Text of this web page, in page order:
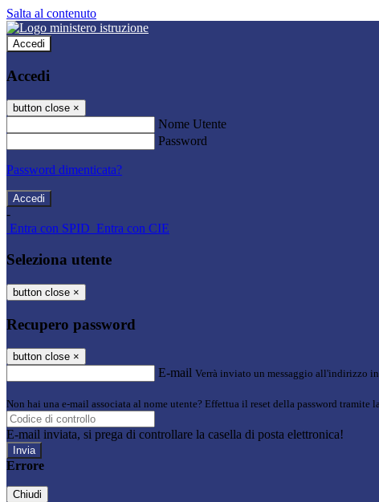
Salta al contenuto
Accedi
Accedi
button close ×
Nome Utente
Password
Password dimenticata?
-
Entra con SPID Entra con CIE
Seleziona utente
button close ×
Recupero password
button close ×
E-mail Verrà inviato un messaggio all'indirizzo
Non hai una e-mail associata al nome utente? Effettua il reset della password tramite
E-mail inviata, si prega di controllare la casella di posta elettronica!
Errore
Chiudi